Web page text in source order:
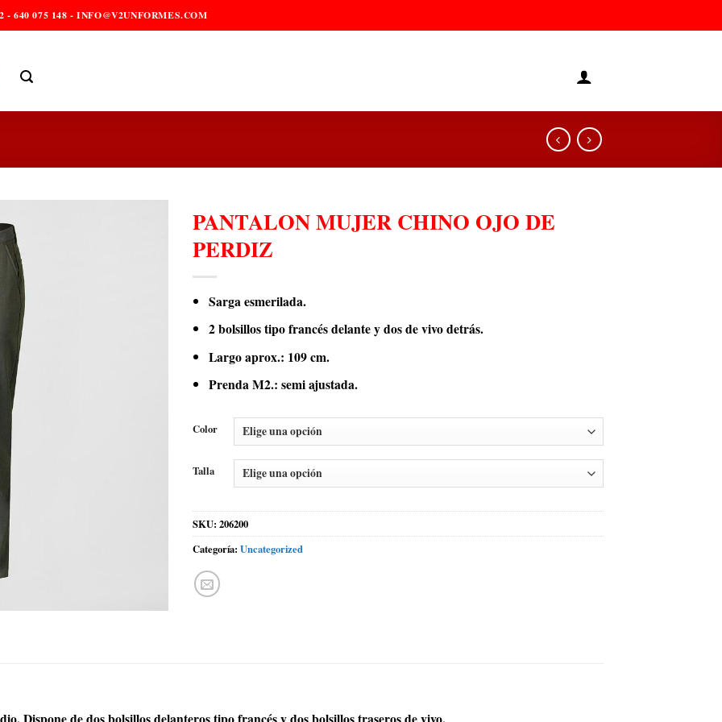
640 075 148 - INFO@V2UNFORMES.COM
PANTALON MUJER CHINO OJO DE
PERDIZ
Sarga esmerilada.
2 bolsillos tipo francés delante y dos de vivo detrás.
Largo aprox.: 109 cm.
Prenda M2.: semi ajustada.
Color
Talla
SKU: 206200
Categoría: Uncategorized